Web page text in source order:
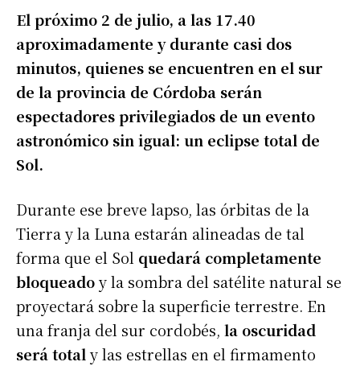
El próximo 2 de julio, a las 17.40
aproximadamente y durante casi dos
minutos, quienes se encuentren en el sur
de la provincia de Córdoba serán
espectadores privilegiados de un evento
astronómico sin igual: un eclipse total de
Sol.
Durante ese breve lapso, las órbitas de la
Tierra y la Luna estarán alineadas de tal
forma que el Sol quedará completamente
bloqueadoy la sombra del satélite natural se
proyectará sobre la superficie terrestre. En
una franja del sur cordobés, la oscuridad
será total y las estrellas en el firmamento